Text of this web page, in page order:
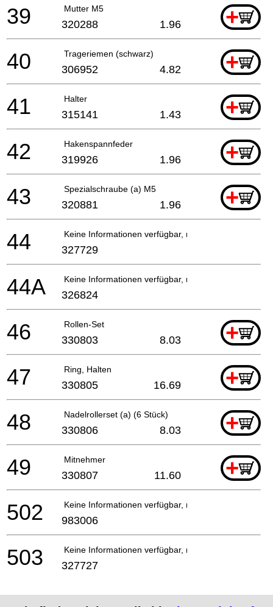
Mutter M5 +
39 320288 1.96
Trageriemen (schwarz) +
40 306952 4.82
Halter +
41 315141 1.43
Hakenspannfeder +
42 319926 1.96
Spezialschraube (a) M5 +
43 320881 1.96
Keine Informationen verfügbar, nicht bestellbar
44 327729
Keine Informationen verfügbar, nicht bestellbar
44A 326824
Rollen-Set +
46 330803 8.03
Ring, Halten +
47 330805 16.69
Nadelrollerset (a) (6 Stück) +
48 330806 8.03
Mitnehmer +
49 330807 11.60
Keine Informationen verfügbar, nicht bestellbar
502 983006
Keine Informationen verfügbar, nicht bestellbar
503 327727